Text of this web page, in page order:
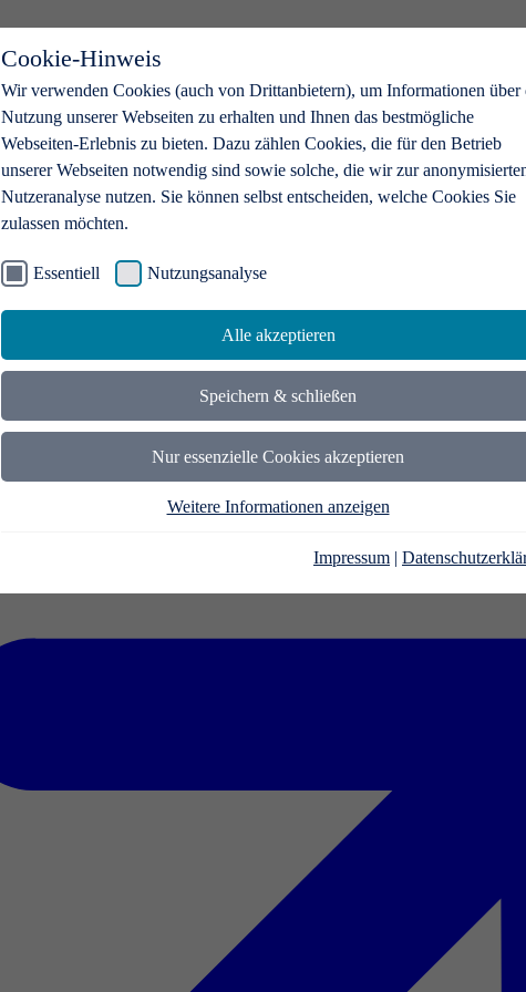
Cookie-Hinweis
Wir verwenden Cookies (auch von Drittanbietern), um Informationen über
Nutzung unserer Webseiten zu erhalten und Ihnen das bestmögliche
Webseiten-Erlebnis zu bieten. Dazu zählen Cookies, die für den Betrieb
unserer Webseiten notwendig sind sowie solche, die wir zur
Nutzeranalyse nutzen. Sie können selbst entscheiden, welche Cookies Sie
zulassen möchten.
Essentiell Nutzungsanalyse
Alle akzeptieren
Speichern & schließen
Nur essenzielle Cookies akzeptieren
Weitere Informationen anzeigen
Impressum |